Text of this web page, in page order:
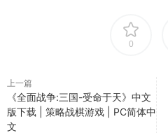
0
上一篇
《全面战争:三国-受命于天》中文
版下载 | 策略战棋游戏 | PC简体中
文